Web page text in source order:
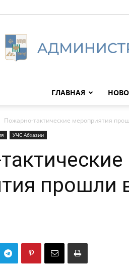
ГЛАВНАЯ
Пожарно-тактические мероприятия
УЧС Абхазии
прошли